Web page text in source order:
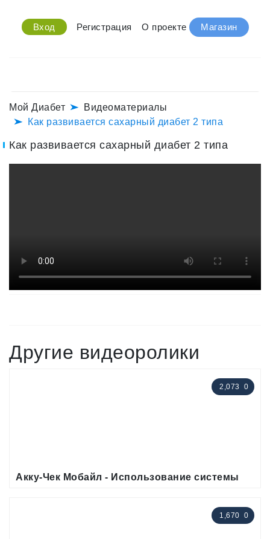
Вход Регистрация О проекте Магазин
Мой Диабет
Видеоматериалы
Как развивается сахарный диабет 2 типа
Как развивается сахарный диабет 2 типа
Другие видеоролики
2,073 0
Акку-Чек Мобайл - Использование системы
1,670 0